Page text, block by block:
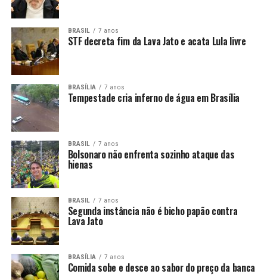
BRASIL 7 anos
STF decreta fim da Lava Jato e acata Lula livre
BRASÍLIA 7 anos
Tempestade cria inferno de água em Brasília
BRASIL 7 anos
Bolsonaro não enfrenta sozinho ataque das
hienas
BRASIL 7 anos
Segunda instância não é bicho papão contra
Lava Jato
BRASÍLIA 7 anos
Comida sobe e desce ao sabor do preço da banca